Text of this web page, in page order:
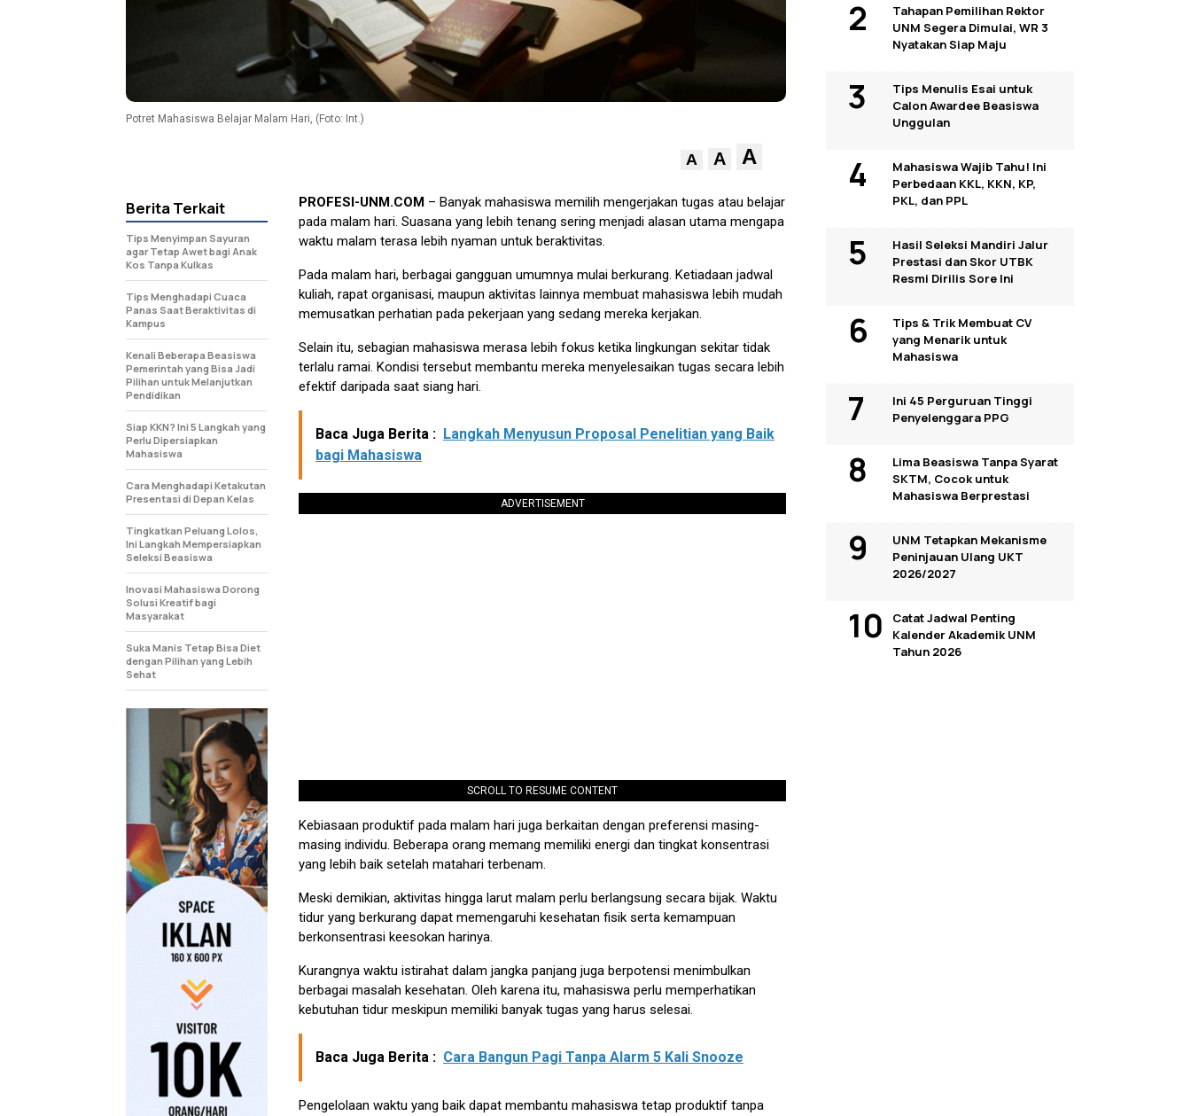
Potret Mahasiswa Belajar Malam Hari, (Foto: Int.)
A A A
PROFESI-UNM.COM – Banyak mahasiswa memilih mengerjakan tugas atau belajar
pada malam hari. Suasana yang lebih tenang sering menjadi alasan utama mengapa
waktu malam terasa lebih nyaman untuk beraktivitas.
Pada malam hari, berbagai gangguan umumnya mulai berkurang. Ketiadaan jadwal
kuliah, rapat organisasi, maupun aktivitas lainnya membuat mahasiswa lebih mudah
memusatkan perhatian pada pekerjaan yang sedang mereka kerjakan.
Selain itu, sebagian mahasiswa merasa lebih fokus ketika lingkungan sekitar tidak
terlalu ramai. Kondisi tersebut membantu mereka menyelesaikan tugas secara lebih
efektif daripada saat siang hari.
Baca Juga Berita : Langkah Menyusun Proposal Penelitian yang Baik
bagi Mahasiswa
ADVERTISEMENT
SCROLL TO RESUME CONTENT
Kebiasaan produktif pada malam hari juga berkaitan dengan preferensi masing-
masing individu. Beberapa orang memang memiliki energi dan tingkat konsentrasi
yang lebih baik setelah matahari terbenam.
Meski demikian, aktivitas hingga larut malam perlu berlangsung secara bijak. Waktu
tidur yang berkurang dapat memengaruhi kesehatan fisik serta kemampuan
berkonsentrasi keesokan harinya.
Kurangnya waktu istirahat dalam jangka panjang juga berpotensi menimbulkan
berbagai masalah kesehatan. Oleh karena itu, mahasiswa perlu memperhatikan
kebutuhan tidur meskipun memiliki banyak tugas yang harus selesai.
Baca Juga Berita : Cara Bangun Pagi Tanpa Alarm 5 Kali Snooze
Pengelolaan waktu yang baik dapat membantu mahasiswa tetap produktif tanpa
Berita Terkait
Tips Menyimpan Sayuran
agar Tetap Awet bagi Anak
Kos Tanpa Kulkas
Tips Menghadapi Cuaca
Panas Saat Beraktivitas di
Kampus
Kenali Beberapa Beasiswa
Pemerintah yang Bisa Jadi
Pilihan untuk Melanjutkan
Pendidikan
Siap KKN? Ini 5 Langkah yang
Perlu Dipersiapkan
Mahasiswa
Cara Menghadapi Ketakutan
Presentasi di Depan Kelas
Tingkatkan Peluang Lolos,
Ini Langkah Mempersiapkan
Seleksi Beasiswa
Inovasi Mahasiswa Dorong
Solusi Kreatif bagi
Masyarakat
Suka Manis Tetap Bisa Diet
dengan Pilihan yang Lebih
Sehat
Tahapan Pemilihan Rektor
UNM Segera Dimulai, WR 3
Nyatakan Siap Maju
Tips Menulis Esai untuk
Calon Awardee Beasiswa
Unggulan
Mahasiswa Wajib Tahu! Ini
Perbedaan KKL, KKN, KP,
PKL, dan PPL
Hasil Seleksi Mandiri Jalur
Prestasi dan Skor UTBK
Resmi Dirilis Sore Ini
Tips & Trik Membuat CV
yang Menarik untuk
Mahasiswa
Ini 45 Perguruan Tinggi
Penyelenggara PPG
Lima Beasiswa Tanpa Syarat
SKTM, Cocok untuk
Mahasiswa Berprestasi
UNM Tetapkan Mekanisme
Peninjauan Ulang UKT
2026/2027
Catat Jadwal Penting
Kalender Akademik UNM
Tahun 2026